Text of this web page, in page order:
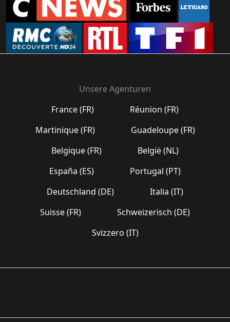
Unsere Agenturen
France (FR)
Réunion (FR)
Martinique (FR)
Guadeloupe (FR)
Belgique (FR)
België (NL)
España (ES)
Portugal (PT)
Deutschland (DE)
Italia (IT)
Suisse (FR)
Schweizerisch (DE)
Svizzero (IT)